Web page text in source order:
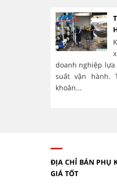
doanh nghiệp
suất vận hành.
khoăn...
ĐỊA CHỈ BÁN PHỤ
GIÁ TỐT